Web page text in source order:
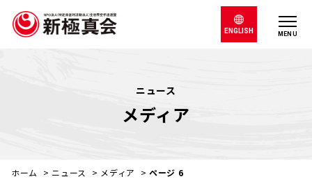
MENU
ENGLISH
ニュース
メディア
ホーム > ニュース > メディア >ページ 6